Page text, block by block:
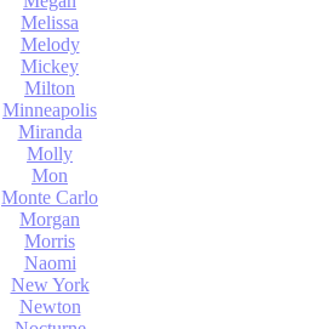
Melissa
Melody
Mickey
Milton
Minneapolis
Miranda
Molly
Mon
Monte Carlo
Morgan
Morris
Naomi
New York
Newton